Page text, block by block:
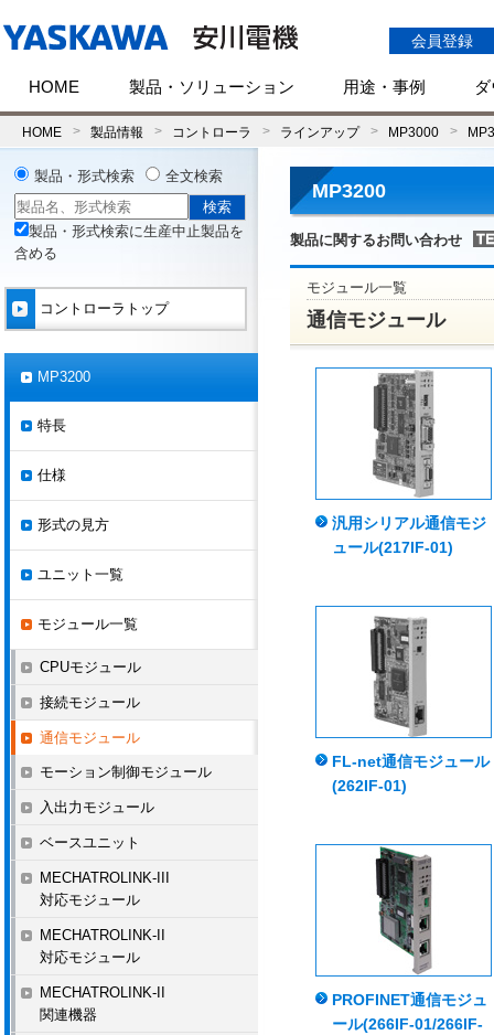
会員登録
HOME 製品・ソリューション 用途・事例
HOME 製品情報 コントローラ ラインアップ MP3000
MP3200
製品に関するお問い合わせ
モジュール一覧
通信モジュール
汎用シリアル通信モジ
ュール(217IF-01)
FL-net通信モジュール
(262IF-01)
PROFINET通信モジュ
ール(266IF-01/266IF-
製品・形式検索 全文検索
製品・形式検索に生産中止製品を
含める
コントローラトップ
MP3200
特長
仕様
形式の見方
ユニット一覧
モジュール一覧
CPUモジュール
接続モジュール
通信モジュール
モーション制御モジュール
入出力モジュール
ベースユニット
MECHATROLINK-III
対応モジュール
MECHATROLINK-II
対応モジュール
MECHATROLINK-II
関連機器